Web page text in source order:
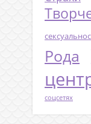
Рода
соцсетях